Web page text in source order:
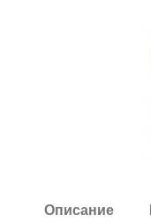
Описание